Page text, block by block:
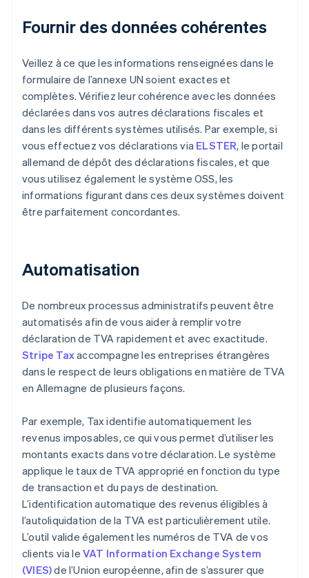
Fournir des données cohérentes
Veillez à ce que les informations renseignées dans le
formulaire de l’annexe UN soient exactes et
complètes. Vérifiez leur cohérence avec les données
déclarées dans vos autres déclarations fiscales et
dans les différents systèmes utilisés. Par exemple, si
vous effectuez vos déclarations via ELSTER, le portail
allemand de dépôt des déclarations fiscales, et que
vous utilisez également le système OSS, les
informations figurant dans ces deux systèmes doivent
être parfaitement concordantes.
Automatisation
De nombreux processus administratifs peuvent être
automatisés afin de vous aider à remplir votre
déclaration de TVA rapidement et avec exactitude.
Stripe Taxaccompagne les entreprises étrangères
dans le respect de leurs obligations en matière de TVA
en Allemagne de plusieurs façons.
Par exemple, Tax identifie automatiquement les
revenus imposables, ce qui vous permet d’utiliser les
montants exacts dans votre déclaration. Le système
applique le taux de TVA approprié en fonction du type
de transaction et du pays de destination.
L’identification automatique des revenus éligibles à
l’autoliquidation de la TVA est particulièrement utile.
L’outil valide également les numéros de TVA de vos
clients via le VAT Information Exchange System
(VIES)de l’Union européenne, afin de s’assurer que